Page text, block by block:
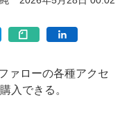
ァローの各種アクセ
入できる。